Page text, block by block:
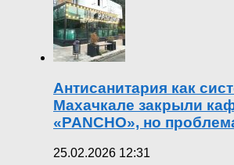
Антисанитария как
Махачкале закрыли
«PANCHO», но
25.02.2026 12:31